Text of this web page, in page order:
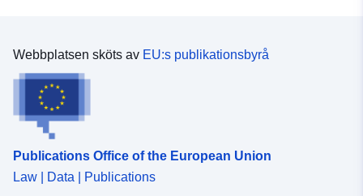
Webbplatsen sköts av EU:s publikationsbyrå
Publications Office of the European Union
Law | Data | Publications